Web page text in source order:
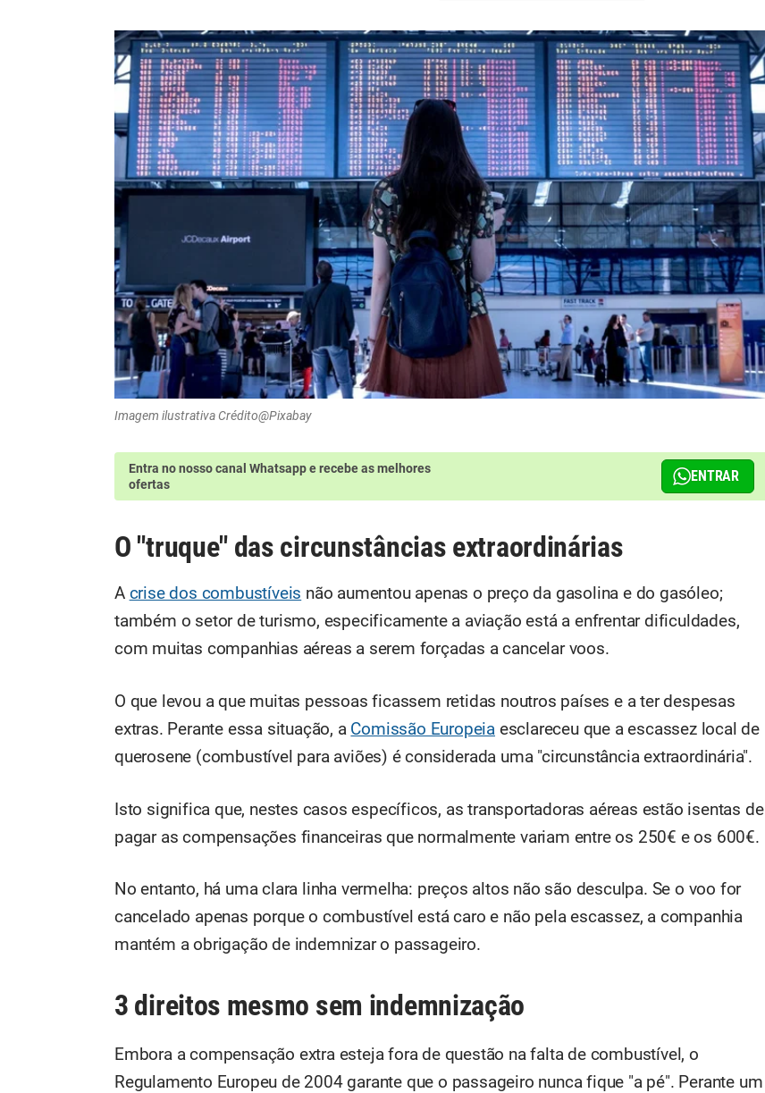
Imagem ilustrativa Crédito@Pixabay
Entra no nosso canal Whatsappe recebe as melhores
ofertas
ENTRAR
O "truque" das circunstâncias extraordinárias
A crise dos combustíveis não aumentou apenas o preço da gasolina e do gasóleo;
também o setor de turismo, especificamente a aviação está a enfrentar dificuldades,
com muitas companhias aéreas a serem forçadas a cancelar voos.
O que levou a que muitas pessoas ficassem retidas noutros países e a ter despesas
extras. Perante essa situação, a Comissão Europeia esclareceu que a escassez local de
querosene (combustível para aviões) é considerada uma "circunstância extraordinária".
Isto significa que, nestes casos específicos, as transportadoras aéreas estão isentas de
pagar as compensações financeiras que normalmente variam entre os 250€ e os 600€.
No entanto, há uma clara linha vermelha: preços altos não são desculpa. Se o voo for
cancelado apenas porque o combustível está caro e não pela escassez, a companhia
mantém a obrigação de indemnizar o passageiro.
3 direitos mesmo sem indemnização
Embora a compensação extra esteja fora de questão na falta de combustível, o
Regulamento Europeu de 2004 garante que o passageiro nunca fique "a pé". Perante um